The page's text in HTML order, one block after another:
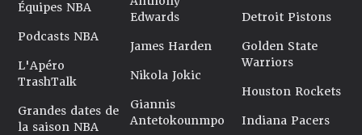
Équipes NBA
Podcasts NBA
L'Apéro
TrashTalk
Grandes dates de
la saison NBA
Edwards
James Harden
Nikola Jokic
Giannis
Antetokounmpo
Detroit Pistons
Golden State
Warriors
Houston Rockets
Indiana Pacers